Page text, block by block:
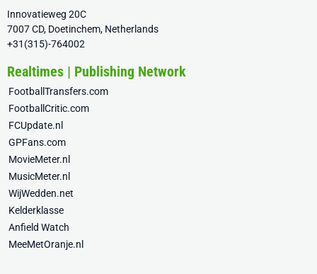
Innovatieweg 20C
7007 CD, Doetinchem, Netherlands
+31(315)-764002
Realtimes | Publishing Network
FootballTransfers.com
FootballCritic.com
FCUpdate.nl
GPFans.com
MovieMeter.nl
MusicMeter.nl
WijWedden.net
Kelderklasse
Anfield Watch
MeeMetOranje.nl